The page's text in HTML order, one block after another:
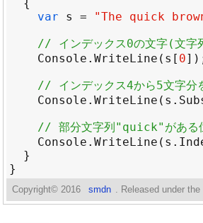
var
s =
"The quick
// インデックス0の文字(文字
Console . WriteLine ( s [ 0
// インデックス4から5文字分
Console . WriteLine ( s .
// 部分文字列"quick"がある位
Console . WriteLine ( s .
Copyright© 2016 smdn . Released under the